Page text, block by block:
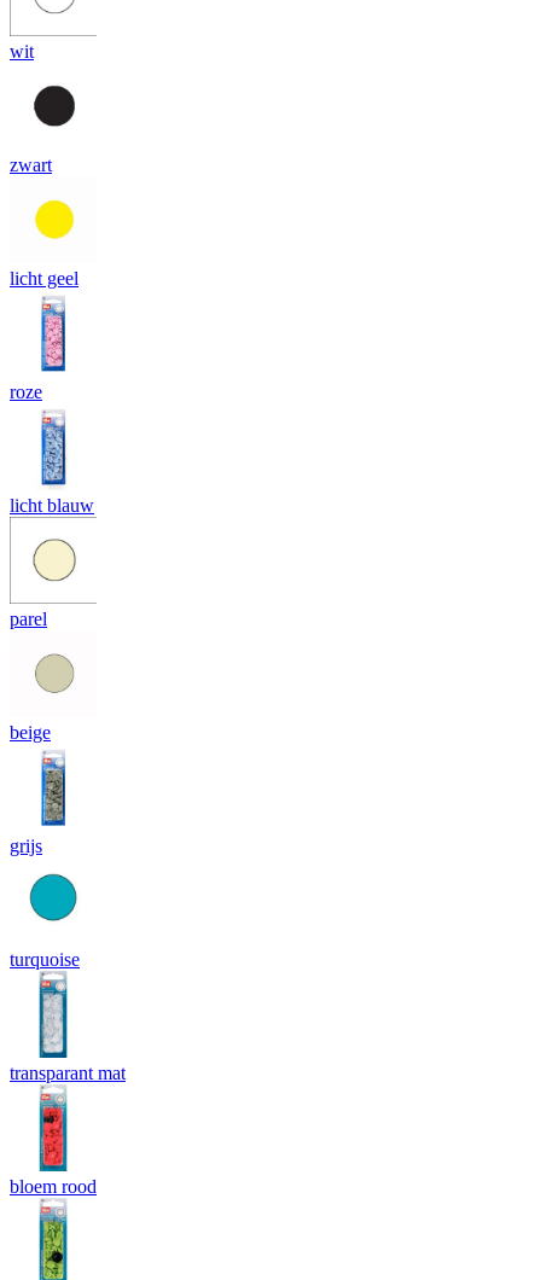
wit
zwart
licht geel
roze
licht blauw
parel
beige
grijs
turquoise
transparant mat
bloem rood